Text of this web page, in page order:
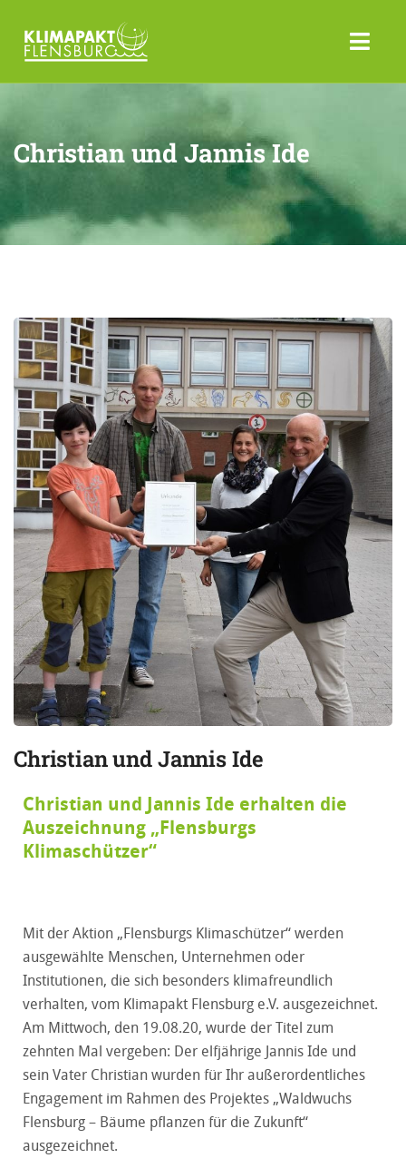
Christian und Jannis Ide
Christian und Jannis Ide
Christian und Jannis Ide erhalten die
Auszeichnung „Flensburgs
Klimaschützer“
Mit der Aktion „Flensburgs Klimaschützer“ werden
ausgewählte Menschen, Unternehmen oder
Institutionen, die sich besonders klimafreundlich
verhalten, vom Klimapakt Flensburg e.V. ausgezeichnet.
Am Mittwoch, den 19.08.20, wurde der Titel zum
zehnten Mal vergeben: Der elfjährige Jannis Ide und
sein Vater Christian wurden für Ihr außerordentliches
Engagement im Rahmen des Projektes „Waldwuchs
Flensburg – Bäume pflanzen für die Zukunft“
ausgezeichnet.